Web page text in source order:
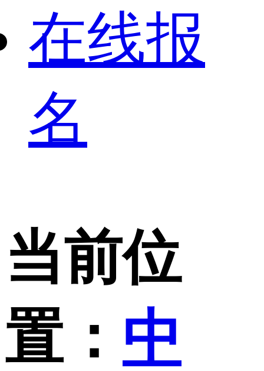
在线报
名
当前位
置： 中